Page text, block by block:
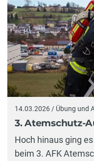
14.03.2026 / Übung und
3. Atemschutz-
Hoch hinaus ging
beim 3. AFK